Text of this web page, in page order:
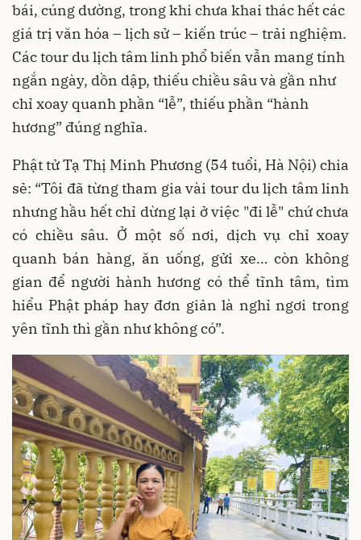
bái, cúng dường, trong khi chưa khai thác hết các
giá trị văn hóa – lịch sử – kiến trúc – trải nghiệm.
Các tour du lịch tâm linh phổ biến vẫn mang tính
ngắn ngày, dồn dập, thiếu chiều sâu và gần như
chỉ xoay quanh phần “lễ”, thiếu phần “hành
hương” đúng nghĩa.
Phật tử Tạ Thị Minh Phương (54 tuổi, Hà Nội) chia
sẻ: “Tôi đã từng tham gia vài tour du lịch tâm linh
nhưng hầu hết chỉ dừng lại ở việc "đi lễ" chứ chưa
có chiều sâu. Ở một số nơi, dịch vụ chỉ xoay
quanh bán hàng, ăn uống, gửi xe… còn không
gian để người hành hương có thể tĩnh tâm, tìm
hiểu Phật pháp hay đơn giản là nghỉ ngơi trong
yên tĩnh thì gần như không có”.